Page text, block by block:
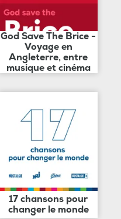
God Save The Brice -
Voyage en
Angleterre, entre
musique et cinéma
17 chansons pour
changer le monde